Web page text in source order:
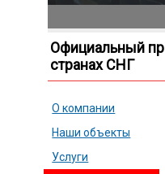
Официальный
странах СНГ
О компании
Наши объекты
Услуги